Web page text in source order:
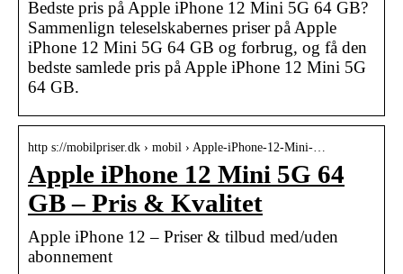
Bedste pris på Apple iPhone 12 Mini 5G 64 GB?
Sammenlign teleselskabernes priser på Apple
iPhone 12 Mini 5G 64 GB og forbrug, og få den
bedste samlede pris på Apple iPhone 12 Mini 5G
64 GB.
http s://mobilpriser.dk › mobil › Apple-iPhone-12-Mini-…
Apple iPhone 12 Mini 5G 64
GB – Pris & Kvalitet
Apple iPhone 12 – Priser & tilbud med/uden
abonnement